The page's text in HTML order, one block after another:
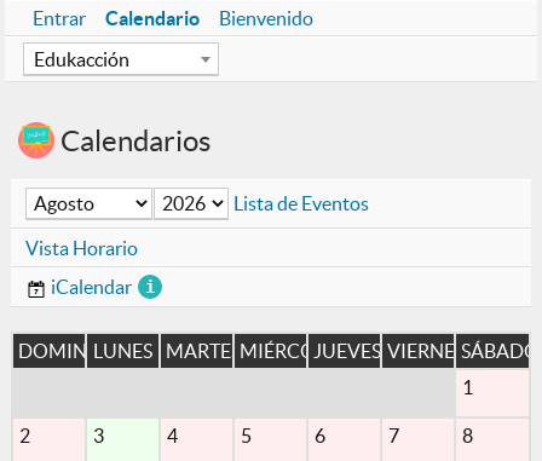
Entrar Calendario
Bienvenido
Edukacción
n
u
c
ó
Calendarios
Mes Año
Lista de Eventos
Vista Horario
iCalendar
DOMINGOLUNES MARTES MIÉRCOLESJUEVES VIERNESSÁBADO
1
2 3 4 5 6 7 8